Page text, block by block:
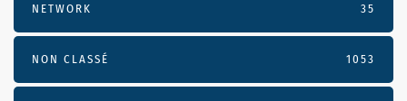
NETWORK 35
NON CLASSÉ 1053